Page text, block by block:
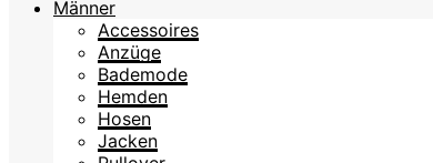
Männer
Accessoires
Anzüge
Bademode
Hemden
Hosen
Jacken